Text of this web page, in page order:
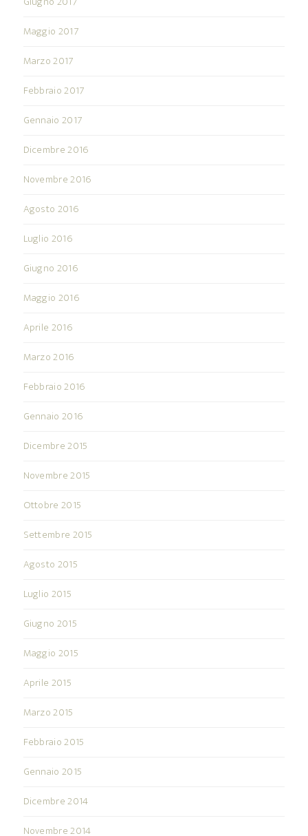
Maggio 2017
Marzo 2017
Febbraio 2017
Gennaio 2017
Dicembre 2016
Novembre 2016
Agosto 2016
Luglio 2016
Giugno 2016
Maggio 2016
Aprile 2016
Marzo 2016
Febbraio 2016
Gennaio 2016
Dicembre 2015
Novembre 2015
Ottobre 2015
Settembre 2015
Agosto 2015
Luglio 2015
Giugno 2015
Maggio 2015
Aprile 2015
Marzo 2015
Febbraio 2015
Gennaio 2015
Dicembre 2014
Novembre 2014